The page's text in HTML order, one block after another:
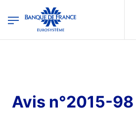
Banque de France - Menu Principal
Avis n°2015-98